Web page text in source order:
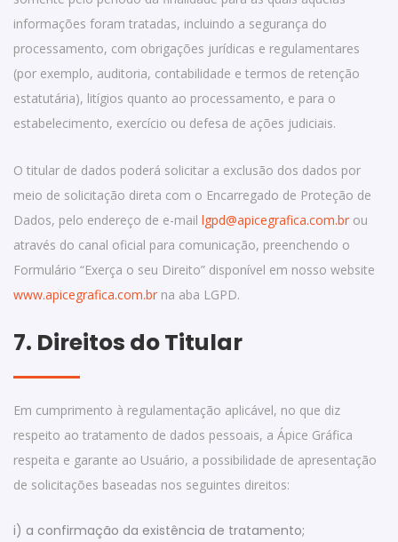
informações foram tratadas, incluindo a segurança do
processamento, com obrigações jurídicas e regulamentares
(por exemplo, auditoria, contabilidade e termos de retenção
estatutária), litígios quanto ao processamento, e para o
estabelecimento, exercício ou defesa de ações judiciais.
O titular de dados poderá solicitar a exclusão dos dados por
meio de solicitação direta com o Encarregado de Proteção de
Dados, pelo endereço de e-mail lgpd@apicegrafica.com.br ou
através do canal oficial para comunicação, preenchendo o
Formulário “Exerça o seu Direito” disponível em nosso website
www.apicegrafica.com.br na aba LGPD.
7. Direitos do Titular
Em cumprimento à regulamentação aplicável, no que diz
respeito ao tratamento de dados pessoais, a Ápice Gráfica
respeita e garante ao Usuário, a possibilidade de apresentação
de solicitações baseadas nos seguintes direitos:
i) a confirmação da existência de tratamento;